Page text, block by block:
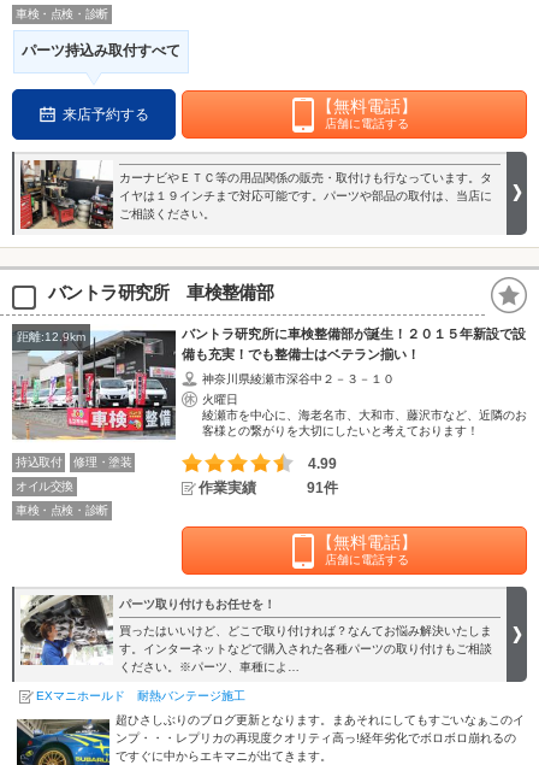
車検・点検・診断
パーツ持込み取付すべて
来店予約する 【無料電話】
店舗に電話する
カーナビやＥＴＣ等の用品関係の販売・取付けも行なっています。タ
イヤは１９インチまで対応可能です。パーツや部品の取付は、当店に
ご相談ください。
バントラ研究所 車検整備部
距離:12.9km
バントラ研究所に車検整備部が誕生！２０１５年新設で設
備も充実！でも整備士はベテラン揃い！
神奈川県綾瀬市深谷中２－３－１０
火曜日
綾瀬市を中心に、海老名市、大和市、藤沢市など、近隣のお
客様との繋がりを大切にしたいと考えております！
持込取付
修理・塗装
オイル交換
車検・点検・診断
4.99
作業実績
91件
【無料電話】
店舗に電話する
パーツ取り付けもお任せを！
買ったはいいけど、どこで取り付ければ？なんてお悩み解決いたしま
す。インターネットなどで購入された各種パーツの取り付けもご相談
ください。※パーツ、車種によ…
EXマニホールド 耐熱バンテージ施工
超ひさしぶりのブログ更新となります。まあそれにしてもすごいなぁこのイ
ンプ・・・レプリカの再現度クオリティ高っ!経年劣化でボロボロ崩れるの
ですぐに中からエキマニが出てきます。